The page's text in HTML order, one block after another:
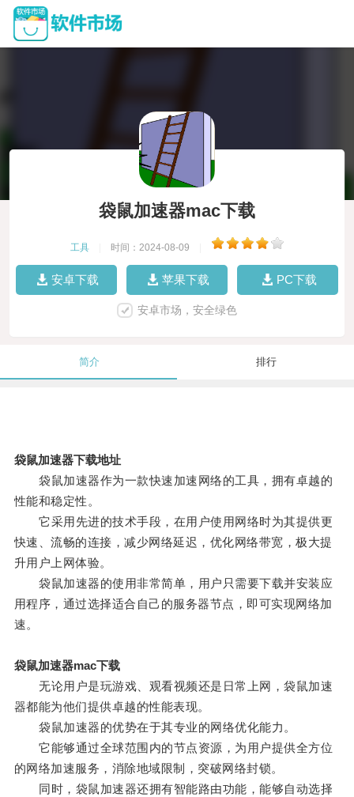
袋鼠加速器mac下载
工具 时间：2024-08-09
安卓下载 苹果下载 PC下载
安卓市场，安全绿色
简介 排行
袋鼠加速器下载地址
袋鼠加速器作为一款快速加速网络的工具，拥有卓越的
性能和稳定性。
它采用先进的技术手段，在用户使用网络时为其提供更
快速、流畅的连接，减少网络延迟，优化网络带宽，极大提
升用户上网体验。
袋鼠加速器的使用非常简单，用户只需要下载并安装应
用程序，通过选择适合自己的服务器节点，即可实现网络加
速。
袋鼠加速器mac下载
无论用户是玩游戏、观看视频还是日常上网，袋鼠加速
器都能为他们提供卓越的性能表现。
袋鼠加速器的优势在于其专业的网络优化能力。
它能够通过全球范围内的节点资源，为用户提供全方位
的网络加速服务，消除地域限制，突破网络封锁。
同时，袋鼠加速器还拥有智能路由功能，能够自动选择